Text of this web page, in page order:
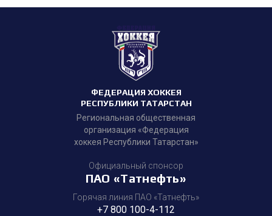
ФЕДЕРАЦИЯ ХОККЕЯ
РЕСПУБЛИКИ ТАТАРСТАН
Региональная общественная
организация «Федерация
хоккея Республики Татарстан»
Официальный спонсор
ПАО «Татнефть»
Горячая линия ПАО «Татнефть»
+7 800 100-4-112